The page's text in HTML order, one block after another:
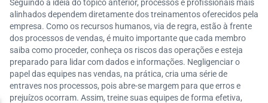
Seguindo a ideia do tópico anterior, processos e profissionais mais
alinhados dependem diretamente dos treinamentos oferecidos pela
empresa. Como os recursos humanos, via de regra, estão à frente
dos processos de vendas, é muito importante que cada membro
saiba como proceder, conheça os riscos das operações e esteja
preparado para lidar com dados e informações. Negligenciar o
papel das equipes nas vendas, na prática, cria uma série de
entraves nos processos, pois abre-se margem para que erros e
prejuízos ocorram. Assim, treine suas equipes de forma efetiva,